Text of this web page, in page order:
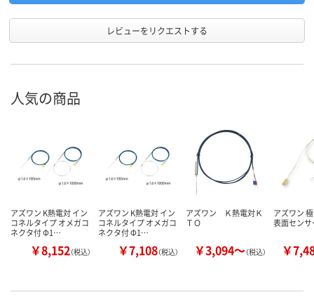
レビューをリクエストする
人気の商品
アズワン K熱電対 イン
コネルタイプ オメガコ
ネクタ付 Φ1…
￥8,152（税込）
アズワン K熱電対 イン
コネルタイプ オメガコ
ネクタ付 Φ1…
￥7,108（税込）
アズワン Ｋ熱電対Ｋ
ＴＯ
￥3,094～（税込）
アズワン
表面センサ
￥